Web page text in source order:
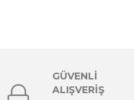
GÜVENLİ
ALIŞVERİŞ